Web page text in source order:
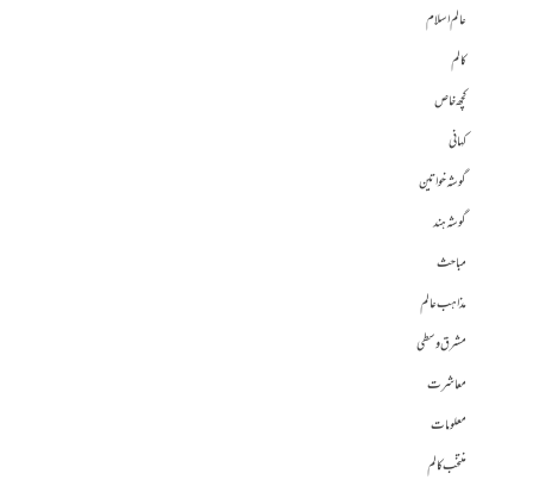
عالم اسلام
کالم
کچھ خاص
کہانی
گوشہ خواتین
گوشہ ہند
مباحث
مذاہب عالم
مشرق وسطی
معاشرت
معلومات
منتخب کالم